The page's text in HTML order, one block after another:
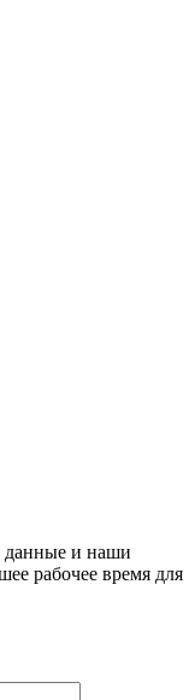
данные и наши
рабочее время для